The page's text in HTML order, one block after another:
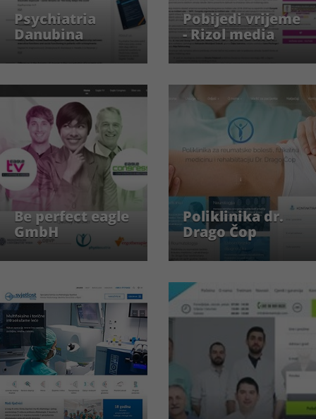
Psychiatria
Danubina
Pobijedi vrijeme
- Rizol media
Be perfect eagle
GmbH
Poliklinika dr.
Drago Čop